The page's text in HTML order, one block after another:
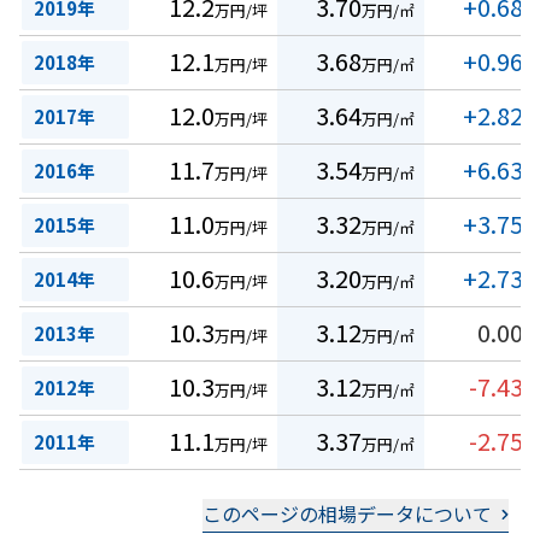
2019年 万円/坪 万円/㎡
2018年 12.1万円/坪 3.68万円/㎡ +0.96
2017年 12.0万円/坪 3.64万円/㎡ +2.82
2016年 11.7万円/坪 3.54万円/㎡ +6.63
2015年 11.0万円/坪 3.32万円/㎡ +3.75
2014年 10.6万円/坪 3.20万円/㎡ +2.73
2013年 10.3万円/坪 3.12万円/㎡ 0.00
2012年 10.3万円/坪 3.12万円/㎡ -7.43
2011年 11.1万円/坪 3.37万円/㎡ -2.75
このページの相場データについて